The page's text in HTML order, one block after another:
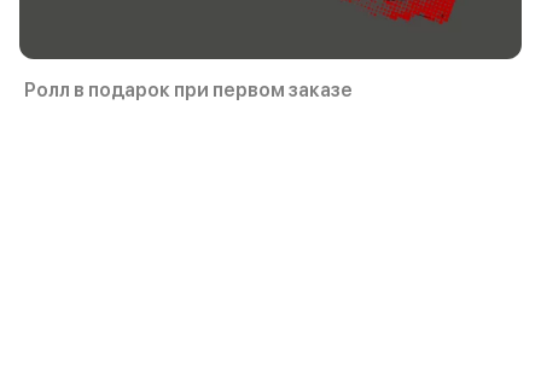
Ролл в подарок при первом заказе